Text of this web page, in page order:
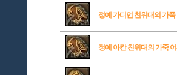
정예 가디언 친위대의 가
정예 아칸 친위대의 가죽